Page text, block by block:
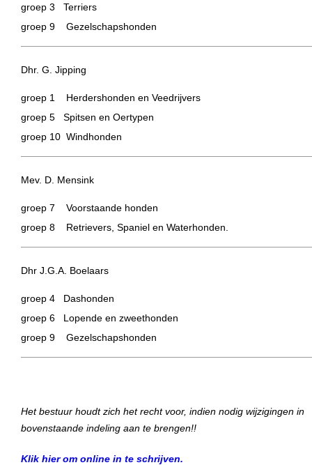
groep 3 Terriers
groep 9 Gezelschapshonden
Dhr. G. Jipping
groep 1 Herdershonden en Veedrijvers
groep 5 Spitsen en Oertypen
groep 10 Windhonden
Mev. D. Mensink
groep 7 Voorstaande honden
groep 8 Retrievers, Spaniel en Waterhonden.
Dhr J.G.A. Boelaars
groep 4 Dashonden
groep 6 Lopende en zweethonden
groep 9 Gezelschapshonden
Het bestuur houdt zich het recht voor, indien nodig wijzigingen in
bovenstaande indeling aan te brengen!!
Klik hier om online in te schrijven.